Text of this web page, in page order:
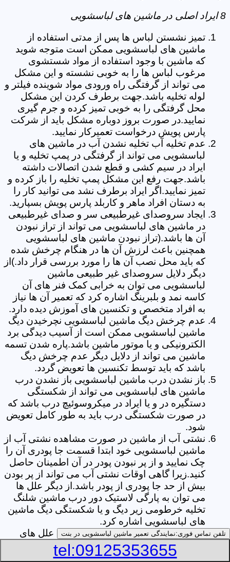
8 ایراد اصلی در ماشین های لباسشویی
تمیز نشستن لباس ها پس از مدتی استفاده از
ماشین های لباسشویی ممکن است متوجه شوید
که ماشین با وجود استفاده از مواد شستشوی
مرغوب لباس ها را به خوبی نشسته و این مشکل
می تواند از گرفتگی راه ورودی مواد شوینده فیلتر و
لوله تخلیه باشد.جهت برطرف کردن این مشکل
محل گرفتگی را به خوبی تمیز کرده و جرم گیری
نمایید.در صورت بروز دوباره مشکل باید از شرکت
پارس پویش درخواست تعمیرکار نمایید.
عدم تخلیه آب تخلیه نشدن آب در ماشین های
لباسشویی می تواند از گرفتگی در پمپ تخلیه و یا
ایراد در سیم کشی و قطع شدن اتصالات داشته
باشد.جهت رفع این مشکل پمپ تخلیه را باز کرده و
تمیز نمایید.اگر ایراد برطرف نشد می توانید کار را
به دستان افراد ماهر و کاربلد پارس پویش بسپارید.
ایجاد سروصدای غیرطبیعی سر و صدای غیرطبیعی
در ماشین های لباسشویی می تواند از تراز نبودن
آن ها باشد.(تراز نبودن ماشین های لباسشویی
همچنین باعث لرزش آن ها در هنگام چرخش شده
که باید محل نصب آن ها را مورد بررسی قرار داد.)از
دیگر دلایل سروصدای غیر طبیعی ماشین
لباسشویی می توان به خرابی کمک فنر های آن
کاسه نمد و بلبرینگ اشاره کرد که تعمیر آن ها نیاز
به افراد متخصص و تکنسین های آموزش دیده دارد.
عدم چرخش دیگ ماشین لباسشویی نچرخیدن دیگ
ماشین لباسشویی ممکن است از آسیب دیدگی برد
الکترونیکی و یا موتور ماشین باشد.پاره شدن تسمه
ماشین می تواند از دلایل دیگر عدم چرخش دیگ
باشد که باید توسط تکنسین ها تعویض گردد.
باز نشدن درب ماشین لباسشویی باز نشدن درب
ماشین های لباسشویی می تواند از شکستگی
دستگیره در و یا ایراد در میکروسوئیچ درب باشد که
در صورت شکستگی درب باید به طور کامل تعویض
شود.
نشتی آب از ماشین در صورت مشاهده نشتی آب از
ماشین لباسشویی خود ابتدا قسمت جا پودری آن را
چک نمایید و از پر نبودن پودر در آن اطمینان حاصل
کنید.زیرا گاهی اوقات نشتی آب می تواند از پر بودن
بیش از حد جا پودری از پودر باشد.از دیگر علل ها
می توان به پارگی لاستیک دور درب ماشین شلنگ
تخلیه خرطومی زیر دیگ و یا شکستگی دیگ ماشین
های لباسشویی اشاره کرد.
خشک نکردن لباس ها یکی از بیشترین علل های
خشک نکردن لباس ها توسط ماشین های
لباسشویی پر کردن دیگ آن ها بیش از حد ظرفیت
تلفن تماس فوری:نمایندگی تعمیر ماشین لباسشویی در بنت
tel:09125353655